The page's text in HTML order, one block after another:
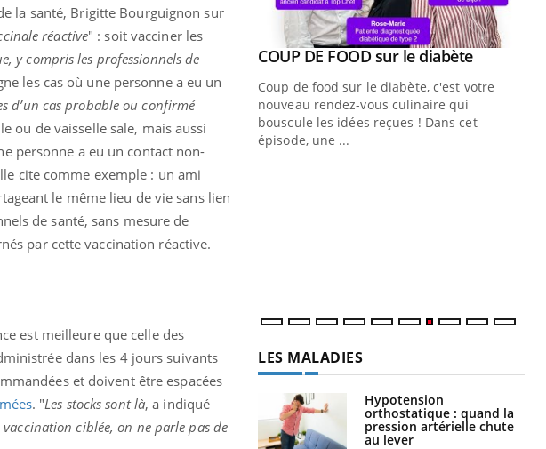
la santé, Brigitte Bourguignon sur
réactive" : soit vacciner les
y compris les professionnels de
les cas où une personne a eu un
d’un cas probable ou confirmé
ou de vaisselle sale, mais aussi
personne a eu un contact non-
cite comme exemple : un ami
le même lieu de vie sans lien
de santé, sans mesure de
par cette vaccination réactive.
est meilleure que celle des
dans les 4 jours suivants
et doivent être espacées
. "Les stocks sont là, a indiqué
vaccination ciblée, on ne parle pas de
« jumeau numérique » pour
l’accès à la médecine
Youtube
établissement lié à un groupe
innove en matière de bilan de
: l'utilisation d'un « jumeau
» permet ...
Youtube
COUP DE FOOD sur le diabèteYoutube
Coup de food sur le diabète, c'est votre
nouveau rendez-vous culinaire qui
bouscule les idées reçues ! Dans cet
épisode, une ...
LES MALADIES
Hypotension
orthostatique : quand la
pression artérielle chute
au lever